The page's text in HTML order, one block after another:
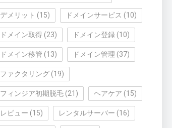
デメリット (15) ドメインサービス (10)
ドメイン取得(23) ドメイン登録 (10)
ドメイン移管 (13) ドメイン管理 (37)
ファクタリング(19)
フィンジア初期脱毛(21) ヘアケア (15)
レビュー (15) レンタルサーバー (16)